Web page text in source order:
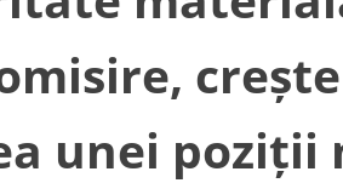
unei poziții